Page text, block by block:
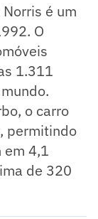
é um
O
1.311
o carro
permitindo
em 4,1
de 320